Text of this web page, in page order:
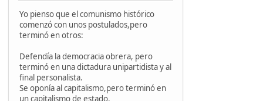
Yo pienso que el comunismo histórico
comenzó con unos postulados,pero
terminó en otros:
Defendía la democracia obrera, pero
terminó en una dictadura unipartidista y al
final personalista.
Se oponía al capitalismo,pero terminó en
un capitalismo de estado.